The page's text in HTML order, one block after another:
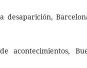
desaparición,